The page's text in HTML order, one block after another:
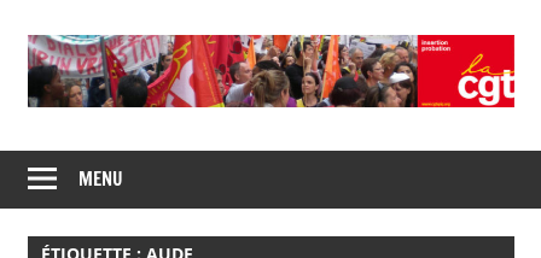
content
CGT
insertion
de
syndicats
CGT
insertion
MENU